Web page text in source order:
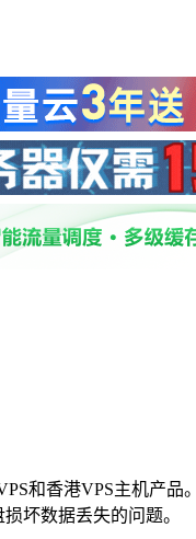
和香港VPS主机产
坏数据丢失的问题。